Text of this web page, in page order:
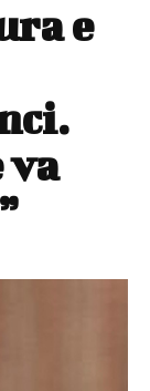
e
va